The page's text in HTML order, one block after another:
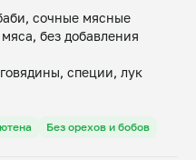
сочные мясные
без добавления
специи, лук
Без орехов и бобов